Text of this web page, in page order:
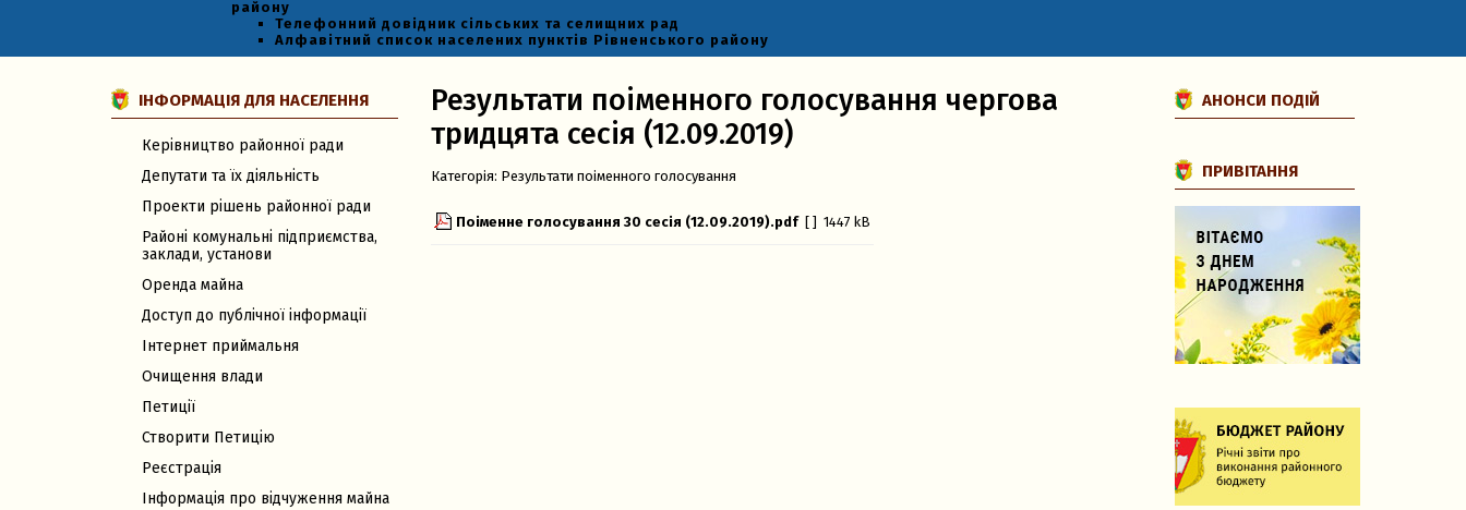
району
Телефонний довідник сільських та селищних рад
Алфавітний список населених пунктів Рівненського району
Результати поіменного голосування чергова
тридцята сесія (12.09.2019)
Категорія: Результати поіменного голосування
Поіменне голосування 30 сесія (12.09.2019).pdf [ ] 1447 kB
ІНФОРМАЦІЯ ДЛЯ НАСЕЛЕННЯ
Керівництво районної ради
Депутати та їх діяльність
Проекти рішень районної ради
Районі комунальні підприємства,
заклади, установи
Оренда майна
Доступ до публічної інформації
Інтернет приймальня
Очищення влади
Петиції
Створити Петицію
Реєстрація
Інформація про відчуження майна
АНОНСИ ПОДІЙ
ПРИВІТАННЯ